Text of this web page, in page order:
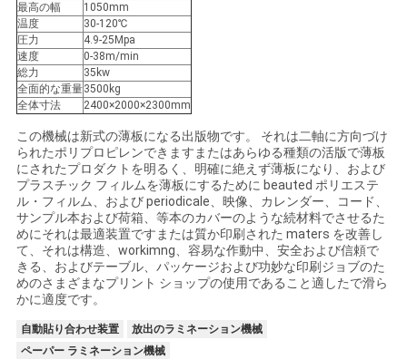
連
絡
し
な
さ
い
引
用
を
最高の幅
1050mm
温度
30-120℃
圧力
4.9-25Mpa
速度
0-38m/min
総力
35kw
全面的な重量3500kg
全体寸法
2400×2000×2300mm
この機械は新式の薄板になる出版物です。 それは二軸に方向づけ
られたポリプロピレンできますまたはあらゆる種類の活版で薄板
にされたプロダクトを明るく、明確に絶えず薄板になり、および
プラスチック フィルムを薄板にするために beauted ポリエステ
ル・フィルム、および periodicale、映像、カレンダー、コード、
サンプル本および荷箱、等本のカバーのような続材料でさせるた
めにそれは最適装置ですまたは質か印刷された maters を改善し
て、それは構造、workimng、容易な作動中、安全および信頼で
きる、およびテーブル、パッケージおよび功妙な印刷ジョブのた
めのさまざまなプリント ショップの使用であること適したで滑ら
かに適度です。
自動貼り合わせ装置
放出のラミネーション機械
ペーパー ラミネーション機械